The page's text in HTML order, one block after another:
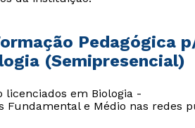
Pedagógica
(Semipresencial)
licenciados em Biologia -
Fundamental e Médio nas redes